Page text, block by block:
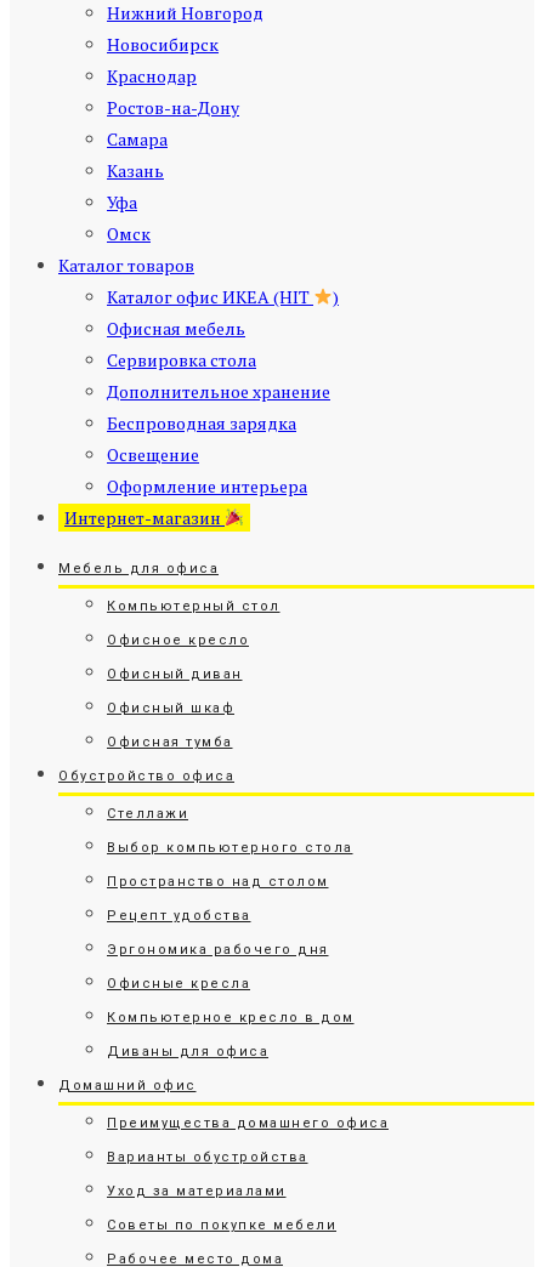
Нижний Новгород
Новосибирск
Краснодар
Ростов-на-Дону
Самара
Казань
Уфа
Омск
Каталог товаров
Каталог офис ИКЕА (HIT
)
Офисная мебель
Сервировка стола
Дополнительное хранение
Беспроводная зарядка
Освещение
Оформление интерьера
Интернет-магазин
Мебель для офиса
Компьютерный стол
Офисное кресло
Офисный диван
Офисный шкаф
Офисная тумба
Обустройство офиса
Стеллажи
Выбор компьютерного стола
Пространство над столом
Рецепт удобства
Эргономика рабочего дня
Офисные кресла
Компьютерное кресло в дом
Диваны для офиса
Домашний офис
Преимущества домашнего офиса
Варианты обустройства
Уход за материалами
Советы по покупке мебели
Рабочее место дома